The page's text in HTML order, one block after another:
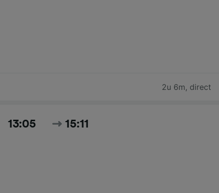
2u 6m, direct
13:05 15:11